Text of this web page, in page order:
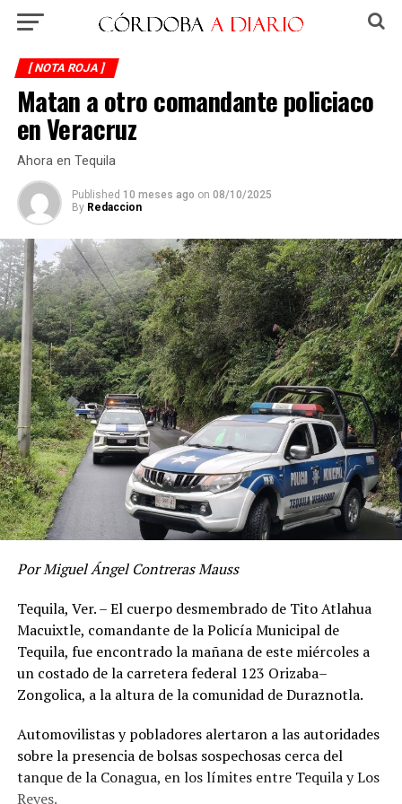
[ NOTA ROJA ]
Matan a otro comandante policiaco
en Veracruz
Ahora en Tequila
Published 10 meses ago on 08/10/2025
By Redaccion
Por Miguel Ángel Contreras Mauss
Tequila, Ver. – El cuerpo desmembrado de Tito Atlahua
Macuixtle, comandante de la Policía Municipal de
Tequila, fue encontrado la mañana de este miércoles a
un costado de la carretera federal 123 Orizaba–
Zongolica, a la altura de la comunidad de Duraznotla.
Automovilistas y pobladores alertaron a las autoridades
sobre la presencia de bolsas sospechosas cerca del
tanque de la Conagua, en los límites entre Tequila y Los
Reyes.